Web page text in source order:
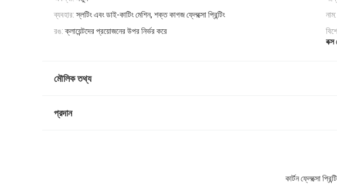
ব্যবহার: স্লটিং এবং ডাই-কাটিং মেশিন, শক্ত কাগজ ফ্লেক্সো প্রিন্টিং নাম:
রঙ: ক্লায়েন্টদের প্রয়োজনের উপর নির্ভর করে
বক্স
মৌলিক তথ্য
প্রদান
কার্টন ফ্লেক্সো